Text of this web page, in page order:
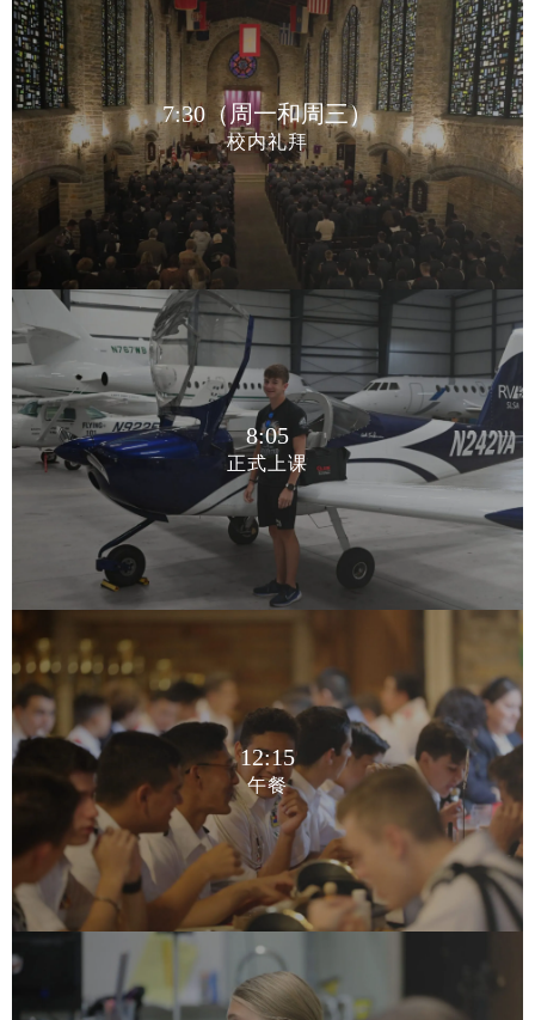
7:30（周一和周三）
校内礼拜
7:30（周一和周三） 校内礼拜
8:05
正式上课
8:05 正式上课
12:15
午餐
12:15 午餐